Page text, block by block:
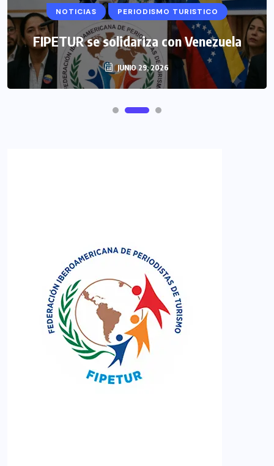
NOTICIAS PERIODISMO TURISTICO
FIPETUR se solidariza con Venezuela
JUNIO 29, 2026